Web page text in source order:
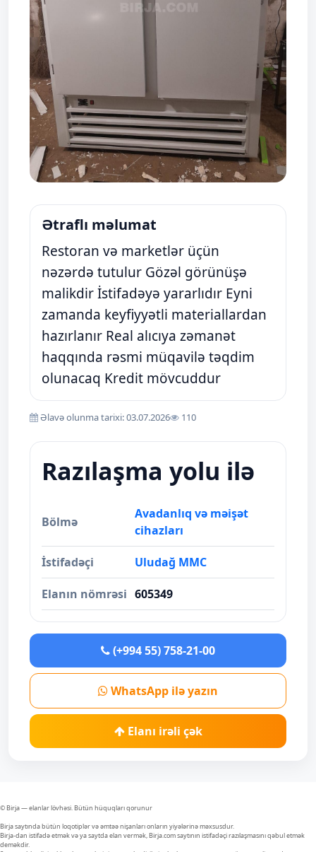
Ətraflı məlumat
Restoran və marketlər üçün
nəzərdə tutulur Gözəl görünüşə
malikdir İstifadəyə yararlıdır Eyni
zamanda keyfiyyətli materiallardan
hazırlanır Real alıcıya zəmanət
haqqında rəsmi müqavilə təqdim
olunacaq Kredit mövcuddur
Əlavə olunma tarixi: 03.07.2026 110
Razılaşma yolu ilə
Bölmə
Avadanlıq və məişət
cihazları
İstifadəçi Uludağ MMC
Elanın nömrəsi 605349
(+994 55) 758-21-00
WhatsApp ilə yazın
Elanı irəli çək
© Birja — elanlar lövhəsi. Bütün hüquqları qorunur
Birja saytında bütün loqotiplər və əmtəə nişanları onların yiyələrinə məxsusdur.
Birja-dan istifadə etmək və ya saytda elan vermək, Birja.com saytının istifadəçi razılaşmasını qəbul etmək
deməkdir.